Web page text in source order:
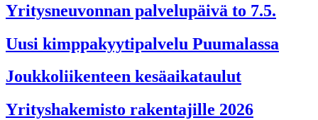
Yritysneuvonnan palvelupäivä to 7.5.
Uusi kimppakyytipalvelu Puumalassa
Joukkoliikenteen kesäaikataulut
Yrityshakemisto rakentajille 2026